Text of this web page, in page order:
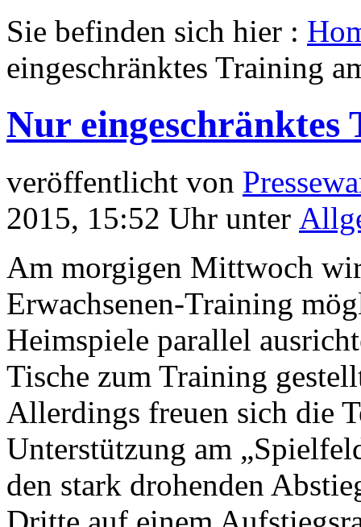
Sie befinden sich hier :
eingeschränktes Training
Nur eingeschränktes
veröffentlicht von
2015, 15:52 Uhr unter
Am morgigen Mittwoch
Erwachsenen-Training
Heimspiele parallel
Tische zum Training
Allerdings freuen sich die
Unterstützung am
den stark drohenden